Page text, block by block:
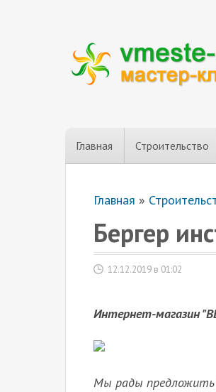
Главная Строительство
Главная »
Бергер
12.12.2019 в 01:02
Интернет-магазин
Мы рады предложить